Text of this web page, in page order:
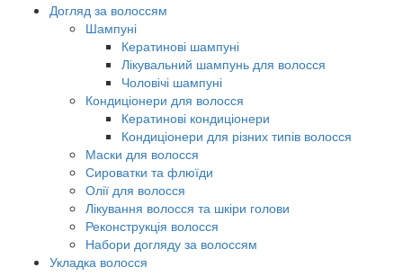
Догляд за волоссям
Шампуні
Кератинові шампуні
Лікувальний шампунь для волосся
Чоловічі шампуні
Кондиціонери для волосся
Кератинові кондиціонери
Кондиціонери для різних типів волосся
Маски для волосся
Сироватки та флюїди
Олії для волосся
Лікування волосся та шкіри голови
Реконструкція волосся
Набори догляду за волоссям
Укладка волосся